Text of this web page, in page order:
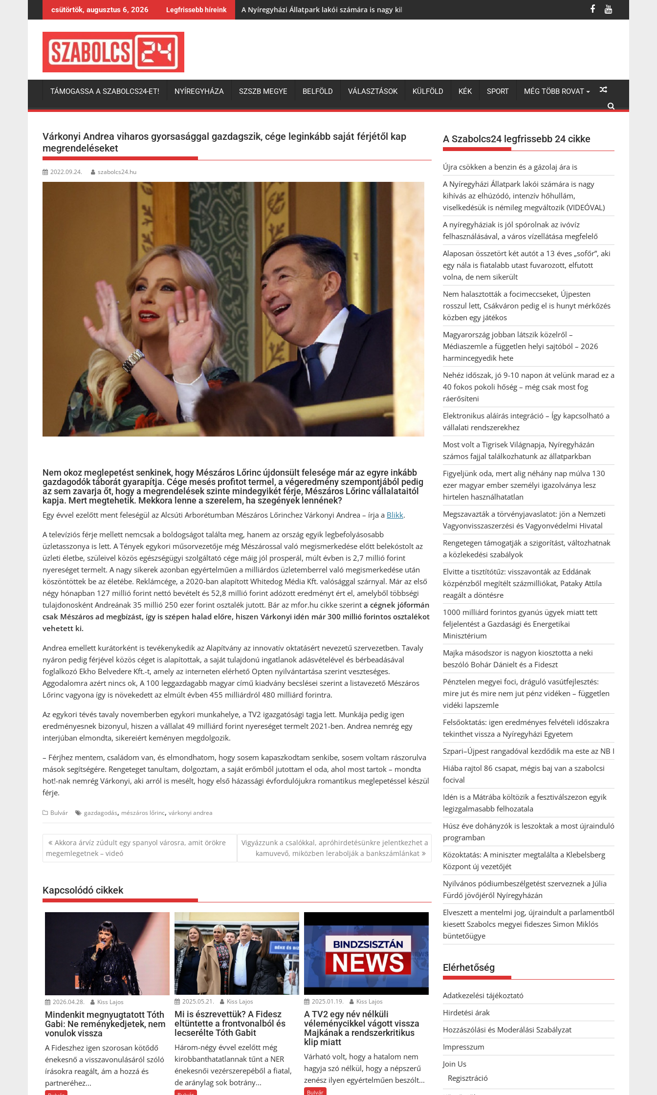
to
csütörtök, augusztus 6, 2026 Legfrissebb híreink A Nyíregyházi Állatpark lakói számára is nagy kihívás az elhúzódó, intenzív hőhullám, viselkedésük is némileg megváltozik
TÁMOGASSA A SZABOLCS24-ET! NYÍREGYHÁZA SZSZB MEGYE BELFÖLD VÁLASZTÁSOK KÜLFÖLD KÉK SPORT MÉG TÖBB ROVAT
Várkonyi Andrea viharos gyorsasággal gazdagszik, cége leginkább saját férjétől kap
megrendeléseket
2022.09.24. szabolcs24.hu
Nem okoz meglepetést senkinek, hogy Mészáros Lőrinc újdonsült felesége már az egyre inkább
gazdagodók táborát gyarapítja. Cége mesés profitot termel, a végeredmény szempontjából pedig
az sem zavarja őt, hogy a megrendelések szinte mindegyikét férje, Mészáros Lőrinc vállalataitól
kapja. Mert megtehetik. Mekkora lenne a szerelem, ha szegények lennének?
Egy évvel ezelőtt ment feleségül az Alcsúti Arborétumban Mészáros Lőrinchez Várkonyi Andrea – írja a Blikk.
A televíziós férje mellett nemcsak a boldogságot találta meg, hanem az ország egyik legbefolyásosabb
üzletasszonya is lett. A Tények egykori műsorvezetője még Mészárossal való megismerkedése előtt belekóstolt az
üzleti életbe, szüleivel közös egészségügyi szolgáltató cége máig jól prosperál, múlt évben is 2,7 millió forint
nyereséget termelt. A nagy sikerek azonban egyértelműen a milliárdos üzletemberrel való megismerkedése után
köszöntöttek be az életébe. Reklámcége, a 2020-ban alapított Whitedog Média Kft. valósággal szárnyal. Már az első
négy hónapban 127 millió forint nettó bevételt és 52,8 millió forint adózott eredményt ért el, amelyből többségi
tulajdonosként Andreának 35 millió 250 ezer forint osztalék jutott. Bár az mfor.hu cikke szerint a cégnek jóformán
csak Mészáros ad megbízást, így is szépen halad előre, hiszen Várkonyi idén már 300 millió forintos osztalékot
vehetett ki.
Andrea emellett kurátorként is tevékenykedik az Alapítvány az innovatív oktatásért nevezetű szervezetben. Tavaly
nyáron pedig férjével közös céget is alapítottak, a saját tulajdonú ingatlanok adásvételével és bérbeadásával
foglalkozó Ekho Belvedere Kft.-t, amely az interneten elérhető Opten nyilvántartása szerint veszteséges.
Aggodalomra azért nincs ok, A 100 leggazdagabb magyar című kiadvány becslései szerint a listavezető Mészáros
Lőrinc vagyona így is növekedett az elmúlt évben 455 milliárdról 480 milliárd forintra.
Az egykori tévés tavaly novemberben egykori munkahelye, a TV2 igazgatósági tagja lett. Munkája pedig igen
eredményesnek bizonyul, hiszen a vállalat 49 milliárd forint nyereséget termelt 2021-ben. Andrea nemrég egy
interjúban elmondta, sikereiért keményen megdolgozik.
– Férjhez mentem, családom van, és elmondhatom, hogy sosem kapaszkodtam senkibe, sosem voltam rászorulva
mások segítségére. Rengeteget tanultam, dolgoztam, a saját erőmből jutottam el oda, ahol most tartok – mondta
hot!-nak nemrég Várkonyi, aki arról is mesélt, hogy első házassági évfordulójukra romantikus meglepetéssel készül
férje.
Bulvár gazdagodás, mészáros lőrinc, várkonyi andrea
Bejegyzés
navigáció
Akkora árvíz zúdult egy spanyol városra, amit örökre
megemlegetnek – videó
Vigyázzunk a csalókkal, apróhirdetésünkre jelentkezhet a
kamuvevő, miközben lerabolják a bankszámlánkat
Kapcsolódó cikkek
2026.04.28. Kiss Lajos
Mindenkit megnyugtatott Tóth
Gabi: Ne reménykedjetek, nem
vonulok vissza
A Fideszhez igen szorosan kötődő
énekesnő a visszavonulásáról szóló
írásokra reagált, ám a hozzá és
partneréhez...
2025.05.21. Kiss Lajos
Mi is észrevettük? A Fidesz
eltüntette a frontvonalból és
lecserélte Tóth Gabit
Három-négy évvel ezelőtt még
kirobbanthatatlannak tűnt a NER
énekesnői vezérszerepéből a fiatal,
de aránylag sok botrány...
2025.01.19. Kiss Lajos
A TV2 egy név nélküli
véleménycikkel vágott vissza
Majkának a rendszerkritikus
klip miatt
Várható volt, hogy a hatalom nem
hagyja szó nélkül, hogy a népszerű
zenész ilyen egyértelműen beszólt...
Bulvár
A Szabolcs24 legfrissebb 24 cikke
Újra csökken a benzin és a gázolaj ára is
A Nyíregyházi Állatpark lakói számára is nagy
kihívás az elhúzódó, intenzív hőhullám,
viselkedésük is némileg megváltozik (VIDEÓVAL)
A nyíregyháziak is jól spórolnak az ivóvíz
felhasználásával, a város vízellátása megfelelő
Alaposan összetört két autót a 13 éves „sofőr”, aki
egy nála is fiatalabb utast fuvarozott, elfutott
volna, de nem sikerült
Nem halasztották a focimeccseket, Újpesten
rosszul lett, Csákváron pedig el is hunyt mérkőzés
közben egy játékos
Magyarország jobban látszik közelről –
Médiaszemle a független helyi sajtóból – 2026
harmincegyedik hete
Nehéz időszak, jó 9-10 napon át velünk marad ez a
40 fokos pokoli hőség – még csak most fog
ráerősíteni
Elektronikus aláírás integráció – Így kapcsolható a
vállalati rendszerekhez
Most volt a Tigrisek Világnapja, Nyíregyházán
számos fajjal találkozhatunk az állatparkban
Figyeljünk oda, mert alig néhány nap múlva 130
ezer magyar ember személyi igazolványa lesz
hirtelen használhatatlan
Megszavazták a törvényjavaslatot: jön a Nemzeti
Vagyonvisszaszerzési és Vagyonvédelmi Hivatal
Rengetegen támogatják a szigorítást, változhatnak
a közlekedési szabályok
Elvitte a tisztítótűz: visszavonták az Eddának
közpénzből megítélt százmilliókat, Pataky Attila
reagált a döntésre
1000 milliárd forintos gyanús ügyek miatt tett
feljelentést a Gazdasági és Energetikai
Minisztérium
Majka másodszor is nagyon kiosztotta a neki
beszóló Bohár Dánielt és a Fideszt
Pénztelen megyei foci, dráguló vasútfejlesztés:
mire jut és mire nem jut pénz vidéken – független
vidéki lapszemle
Felsőoktatás: igen eredményes felvételi időszakra
tekinthet vissza a Nyíregyházi Egyetem
Szpari–Újpest rangadóval kezdődik ma este az NB I
Hiába rajtol 86 csapat, mégis baj van a szabolcsi
focival
Idén is a Mátrába költözik a fesztiválszezon egyik
legizgalmasabb felhozatala
Húsz éve dohányzók is leszoktak a most újrainduló
programban
Közoktatás: A miniszter megtalálta a Klebelsberg
Központ új vezetőjét
Nyilvános pódiumbeszélgetést szerveznek a Júlia
Fürdő jövőjéről Nyíregyházán
Elveszett a mentelmi jog, újraindult a parlamentből
kiesett Szabolcs megyei fideszes Simon Miklós
büntetőügye
Elérhetőség
Adatkezelési tájékoztató
Hirdetési árak
Hozzászólási és Moderálási Szabályzat
Impresszum
Join Us
Regisztráció